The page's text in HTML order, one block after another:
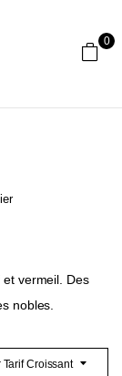
0
vermeil. Des
nobles.
Tarif Croissant